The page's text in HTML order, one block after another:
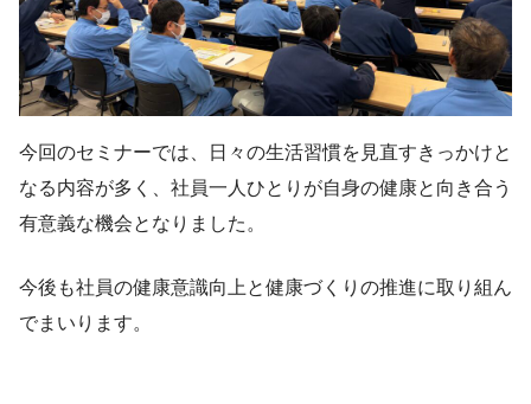
今回のセミナーでは、日々の生活習慣を見直すきっかけと
なる内容が多く、社員一人ひとりが自身の健康と向き合う
有意義な機会となりました。
今後も社員の健康意識向上と健康づくりの推進に取り組ん
でまいります。